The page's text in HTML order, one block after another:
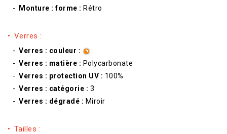
Monture : forme : Rétro
Verres :
Verres : couleur :
Verres : matière : Polycarbonate
Verres : protection UV : 100%
Verres : catégorie : 3
Verres : dégradé : Miroir
Tailles :